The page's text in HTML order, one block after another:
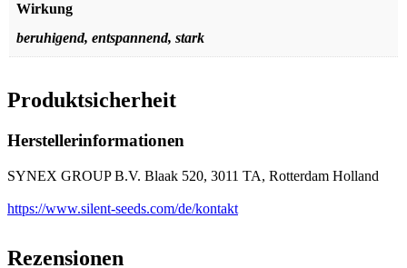
Wirkung
beruhigend, entspannend, stark
Produktsicherheit
Herstellerinformationen
SYNEX GROUP B.V. Blaak 520, 3011 TA, Rotterdam Holland
https://www.silent-seeds.com/de/kontakt
Rezensionen